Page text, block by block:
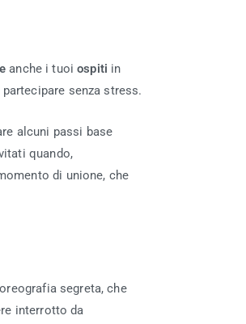
anche i tuoi ospiti in
senza stress.
alcuni passi base
quando,
di unione, che
segreta, che
interrotto da